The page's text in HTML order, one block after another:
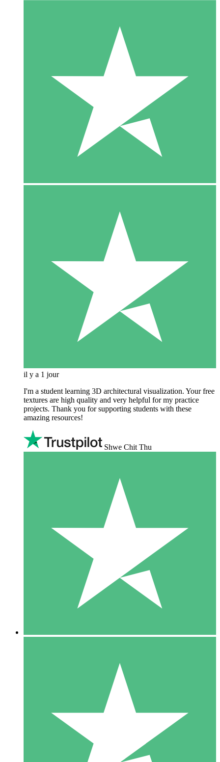
il y a 1 jour
I'm a student learning 3D architectural visualization. Your free
textures are high quality and very helpful for my practice
projects. Thank you for supporting students with these
amazing resources!
Shwe Chit Thu